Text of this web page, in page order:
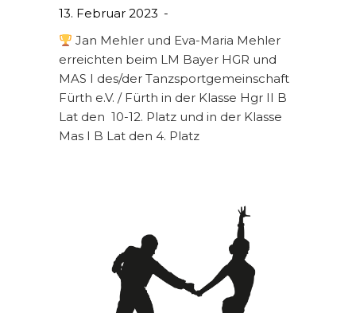
13. Februar 2023
Jan Mehler und Eva-Maria Mehler
erreichten beim LM Bayer HGR und
MAS I des/der Tanzsportgemeinschaft
Fürth e.V. / Fürth in der Klasse Hgr II B
Lat den 10-12. Platz und in der Klasse
Mas I B Lat den 4. Platz